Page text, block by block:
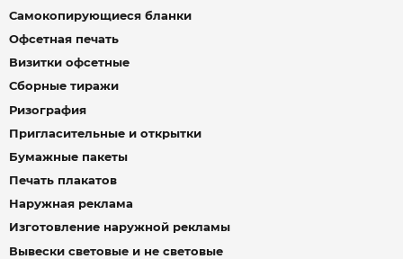
Самокопирующиеся бланки
Офсетная печать
Визитки офсетные
Сборные тиражи
Ризография
Пригласительные и открытки
Бумажные пакеты
Печать плакатов
Наружная реклама
Изготовление наружной рекламы
Вывески световые и не световые